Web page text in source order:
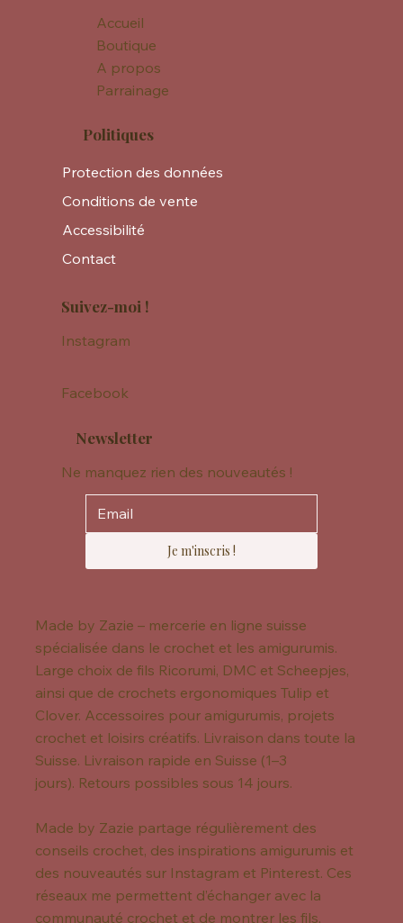
Accueil
Boutique
A propos
Parrainage
Politiques
Protection des données
Conditions de vente
Accessibilité
Contact
Suivez-moi !
Instagram
Facebook
Newsletter
Ne manquez rien des nouveautés !
Je m'inscris !
Made by Zazie – mercerie en ligne suisse
spécialisée dans le crochet et les amigurumis.
Large choix de fils Ricorumi, DMC et Scheepjes,
ainsi que de crochets ergonomiques Tulip et
Clover. Accessoires pour amigurumis, projets
crochet et loisirs créatifs. Livraison dans toute la
Suisse. Livraison rapide en Suisse (1–3
jours). Retours possibles sous 14 jours.
Made by Zazie partage régulièrement des
conseils crochet, des inspirations amigurumis et
des nouveautés sur Instagram et Pinterest. Ces
réseaux me permettent d’échanger avec la
communauté crochet et de montrer les fils,